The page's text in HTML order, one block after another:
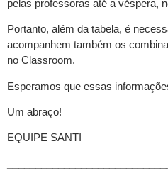
pelas professoras até a véspera,
Portanto, além da tabela, é
acompanhem também os
no Classroom.
Esperamos que essas
Um abraço!
EQUIPE SANTI